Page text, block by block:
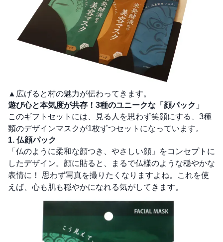
▲広げると村の魅力が伝わってきます。
遊び心と本気度が共存！3種のユニークな「顔パック」
このギフトセットには、見る人を思わず笑顔にする、3種
類のデザインマスクが1枚ずつセットになっています。
1. 仏顔パック
「仏のように柔和な顔つき、やさしい顔」をコンセプトに
したデザイン。顔に貼ると、まるで仏様のような穏やかな
表情に！ 思わず写真を撮りたくなりますよね。これを使
えば、心も肌も穏やかになれる気がしてきます。